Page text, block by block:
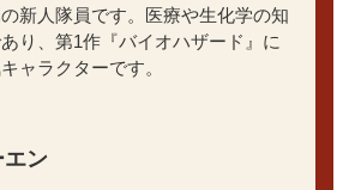
新人隊員です。医療や生化学の知
り、第1作『バイオハザード』に
ャラクターです。
エン